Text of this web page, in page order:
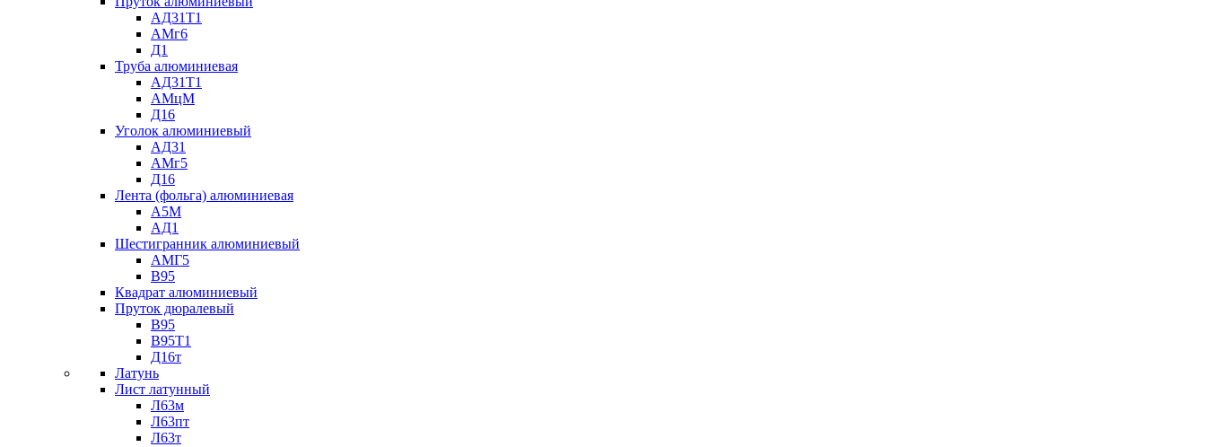
АД31Т1
АМг6
Д1
Труба алюминиевая
АД31Т1
АМцМ
Д16
Уголок алюминиевый
АД31
АМг5
Д16
Лента (фольга) алюминиевая
А5М
АД1
Шестигранник алюминиевый
АМГ5
В95
Квадрат алюминиевый
Пруток дюралевый
В95
В95Т1
Д16т
Латунь
Лист латунный
Л63м
Л63пт
Л63т